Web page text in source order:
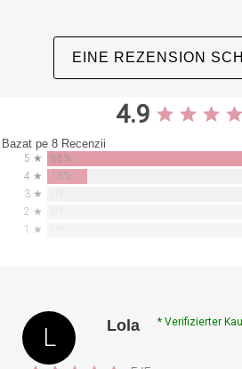
EINE REZENSION
4.9
Bazat pe 8 Recenzii
5 ★ 88%
4 ★
13%
3 ★
2 ★
1 ★
L Lola * Verifizierter